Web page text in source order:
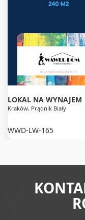
LOKAL NA WYNAJEM
Kraków, Prądnik Biały
WWD-LW-165